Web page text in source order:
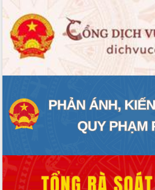
VĂN BẢN HĐND TỈNH
ĐIỂM TIN VĂN BẢN